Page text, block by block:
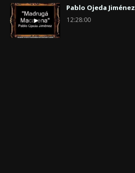
Pablo Ojeda Jiménez
12:28:00